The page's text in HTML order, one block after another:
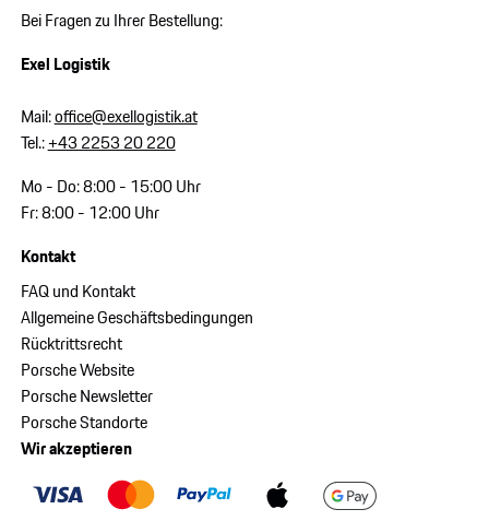
Bei Fragen zu Ihrer Bestellung:
Exel Logistik
Mail:office@exellogistik.at
Tel.:+43 2253 20 220
Mo - Do: 8:00 - 15:00 Uhr
Fr: 8:00 - 12:00 Uhr
Kontakt
FAQ und Kontakt
Allgemeine Geschäftsbedingungen
Rücktrittsrecht
Porsche Website
Porsche Newsletter
Porsche Standorte
Wir akzeptieren